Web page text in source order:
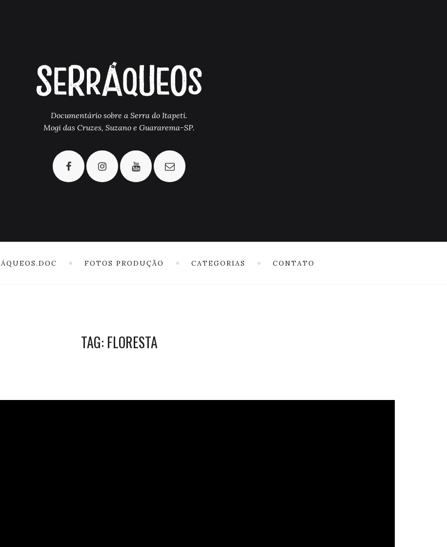
Documentário sobre a Serra do Itapeti.
Mogi das Cruzes, Suzano e Guararema-SP.
FOTOS PRODUÇÃO CATEGORIAS CONTATO
TAG: FLORESTA